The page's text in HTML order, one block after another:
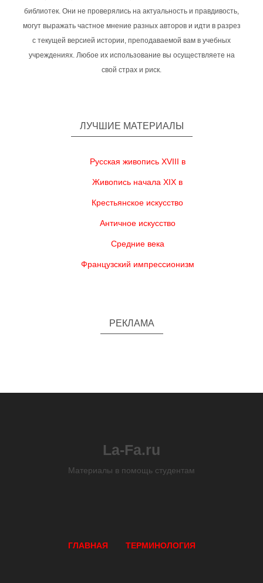
библиотек. Они не проверялись на актуальность и правдивость,
могут выражать частное мнение разных авторов и идти в разрез
с текущей версией истории, преподаваемой вам в учебных
учреждениях. Любое их использование вы осуществляете на
свой страх и риск.
ЛУЧШИЕ МАТЕРИАЛЫ
Русская живопись XVIII в
Живопись начала XIX в
Крестьянское искусство
Античное искусство
Средние века
Французский импрессионизм
РЕКЛАМА
La-Fa.ru
Материалы в помощь студентам
ГЛАВНАЯ ТЕРМИНОЛОГИЯ